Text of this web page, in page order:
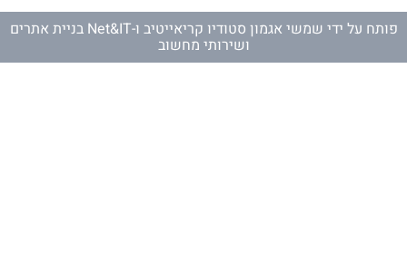
פותח על ידי שמשי אגמון סטודיו קריאייטיב ו- Net&IT בניית אתרים
ושירותי מחשוב